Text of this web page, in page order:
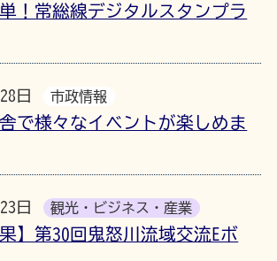
単！常総線デジタルスタンプラ
日 市政情報
で様々なイベントが楽しめま
日 観光・ビジネス・産業
果】第30回鬼怒川流域交流Eボ